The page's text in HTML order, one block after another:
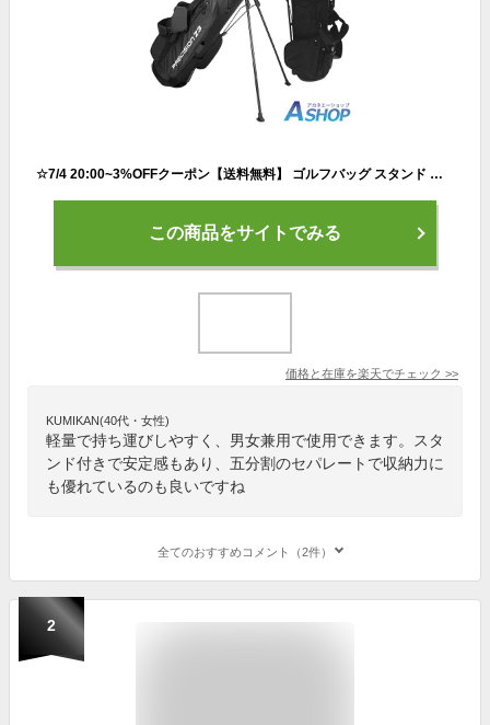
☆7/4 20:00~3%OFFクーポン【送料無料】 ゴルフバッグ スタンド キャディバッグ 軽量 ダブル ショルダー ベルト ストラップ ゴルフ セルフバッグ 男女兼用 メンズ レディース ゴルフ用品 キャディーバッグ od555
この商品をサイトでみる
価格と在庫を楽天でチェック >>
KUMIKAN(40代・女性)
軽量で持ち運びしやすく、男女兼用で使用できます。スタ
ンド付きで安定感もあり、五分割のセパレートで収納力に
も優れているのも良いですね
全てのおすすめコメント（2件）
2